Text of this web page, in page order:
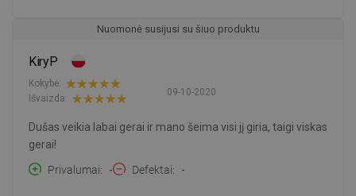
Nuomonė susijusi su šiuo produktu
KiryP
09-10-2020
Kokybė:
Išvaizda:
Dušas veikia labai gerai ir mano šeima visi jį giria, taigi viskas
gerai!
Privalumai
- Defektai -